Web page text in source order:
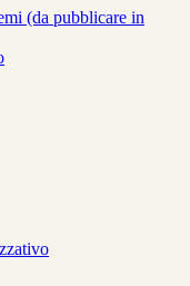
(da pubblicare in